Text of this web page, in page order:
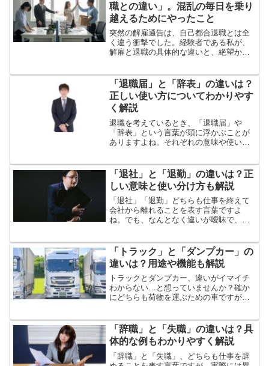
職との違い」。混乱の毎日を乗り
越えるためにやったこと
突然の解雇通告は、自己都合退職とは全
く違う衝撃でした。経験者である私が、
解雇と退職の具体的な違いと、絶望から
取り戻すヒントが、ここにあります。
「退職届」と「辞表」の違いは？
正しい使い方についてわかりやす
く解説
退職を考えているとき、「退職届」や
「辞表」という言葉が頭に浮かぶことが
ありますよね。それぞれの意味や使いど
れらの違いと正しい使い方についてわか
りやすく解説します。退職届...
「退社」と「退勤」の違いは？正
しい意味と使い分け方も解説
「退社」「退勤」どちらも仕事を終えて
会社から離れることを表す言葉ですよ
ね。でも、なんとなく違いが曖昧で、使
社」と「退勤」の違いをわかりやすく解
説します「退社」とは？「退社...
「トラック」と「ダンプカー」の
違いは？用途や機能も解説
トラックとダンプカー、違いがイマイチ
わからない…と想っていませんか？確か
にどちらも荷物を運ぶための車ですが、
ーの違いをわかりやすく解説していきま
す。トラックとは？トラック...
「辞職」と「失職」の違いは？具
体的な例もわかりやすく解説
「辞職」と「失職」、どちらも仕事を辞